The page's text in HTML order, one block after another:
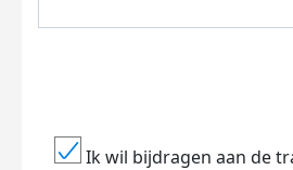
Ik wil bijdragen aan de